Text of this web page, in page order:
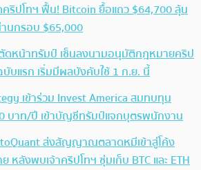
ริปโทฯ ฟื้น! Bitcoin ยื้อแถว $64,700 ลุ้น
นกรอบ $65,000
หน้าทรัมป์ เซ็นลงนามอนุมัติกฎหมายคริป
บับแรก เริ่มมีผลบังคับใช้ 1 ก.ย. นี้
เข้าร่วม Invest America สมทบทุน
บาท/ปี เข้าบัญชีทรัมป์แจกบุตรพนักงาน
ส่งสัญญาณตลาดหมีเข้าสู่โค้ง
หลังพบเจ้าคริปโทฯ ซุ่มเก็บ BTC และ ETH